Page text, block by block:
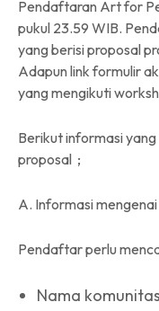
Pendaftaran Art for
pukul 23.59 WIB.
yang berisi proposal
Adapun link formulir
yang mengikuti
Berikut informasi
proposal ;
A. Informasi
Pendaftar perlu
Nama komunitas